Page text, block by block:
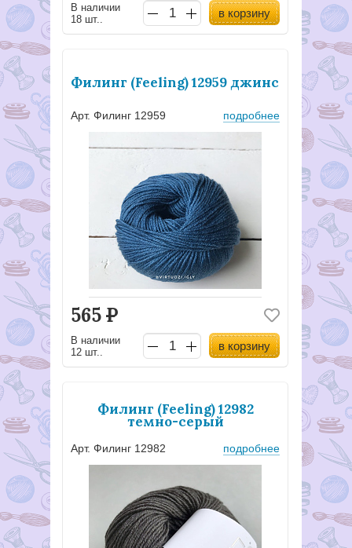
В наличии
18 шт..
в корзину
Филинг (Feeling) 12959 джинс
Арт. Филинг 12959 подробнее
565Р
В наличии
12 шт..
в корзину
Филинг (Feeling) 12982
темно-серый
Арт. Филинг 12982 подробнее